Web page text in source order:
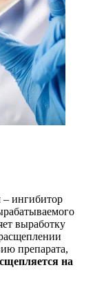
– ингибитор
выработку
препарата,
на